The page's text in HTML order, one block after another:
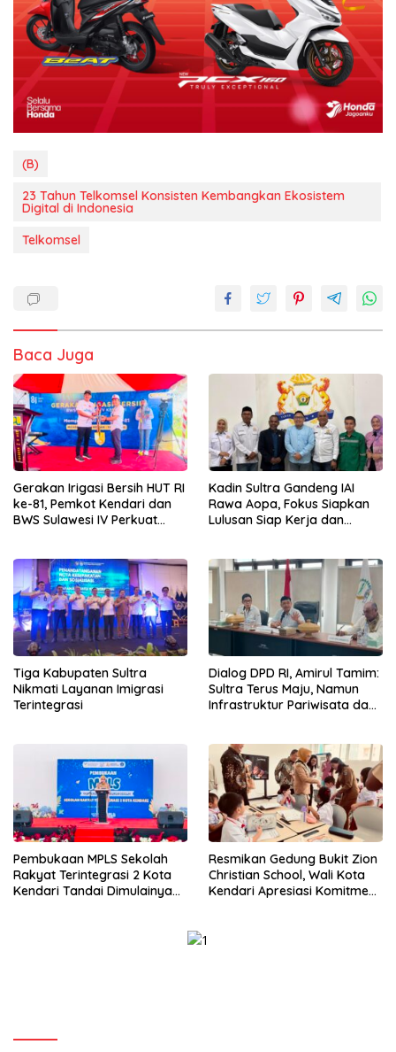
(B)
23 Tahun Telkomsel Konsisten Kembangkan Ekosistem
Digital di Indonesia
Telkomsel
Baca Juga
Gerakan Irigasi Bersih HUT RI
ke-81, Pemkot Kendari dan
BWS Sulawesi IV Perkuat
Kadin Sultra Gandeng IAI
Rawa Aopa, Fokus Siapkan
Lulusan Siap Kerja dan
Tiga Kabupaten Sultra
Nikmati Layanan Imigrasi
Terintegrasi
Dialog DPD RI, Amirul Tamim:
Sultra Terus Maju, Namun
Infrastruktur Pariwisata dan
Pembukaan MPLS Sekolah
Rakyat Terintegrasi 2 Kota
Kendari Tandai Dimulainya
Resmikan Gedung Bukit Zion
Christian School, Wali Kota
Kendari Apresiasi Komitmen